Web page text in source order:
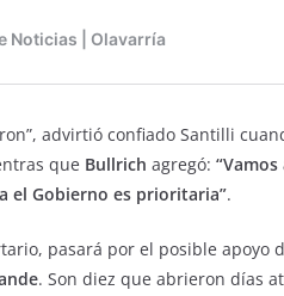
advirtió confiado Santilli
que Bullrich agregó:
el Gobierno es prioritaria”.
pasará por el posible apoyo
. Son diez que abrieron días